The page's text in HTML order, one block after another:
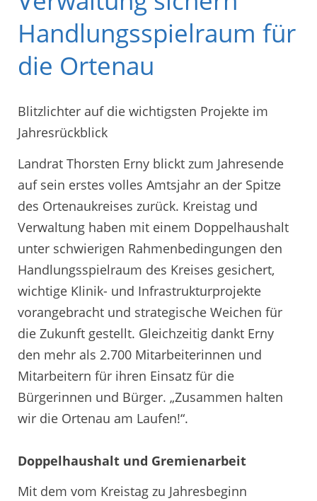
Handlungsspielraum für
die Ortenau
Blitzlichter auf die wichtigsten Projekte im
Jahresrückblick
Landrat Thorsten Erny blickt zum Jahresende
auf sein erstes volles Amtsjahr an der Spitze
des Ortenaukreises zurück. Kreistag und
Verwaltung haben mit einem Doppelhaushalt
unter schwierigen Rahmenbedingungen den
Handlungsspielraum des Kreises gesichert,
wichtige Klinik- und Infrastrukturprojekte
vorangebracht und strategische Weichen für
die Zukunft gestellt. Gleichzeitig dankt Erny
den mehr als 2.700 Mitarbeiterinnen und
Mitarbeitern für ihren Einsatz für die
Bürgerinnen und Bürger. „Zusammen halten
wir die Ortenau am Laufen!“.
Doppelhaushalt und Gremienarbeit
Mit dem vom Kreistag zu Jahresbeginn